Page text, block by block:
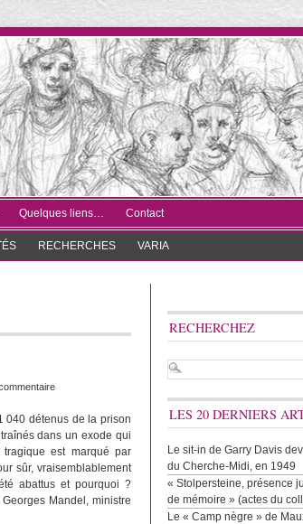
Quelques liens… Contact
RECHERCHES VARIA
040 détenus de la prison
dans un exode qui
est marqué par
sûr, vraisemblablement
abattus et pourquoi ?
Mandel, ministre
RECHERCHEZ
LES 20 DERNIERS
Le sit-in de Garry Davis
du Cherche-Midi, en 1949
« Stolpersteine, présence
de mémoire » (actes du
Le « Camp nègre » de